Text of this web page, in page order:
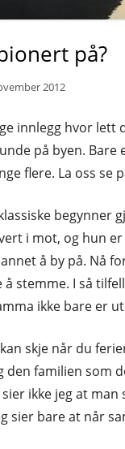
på?
2012
innlegg hvor
på byen. Bare
flere. La oss se
begynner
i mot, og hun
å by på. Nå
å stemme. I så
ikke bare er
skje når du
den familien som
sier ikke jeg at
sier bare at når